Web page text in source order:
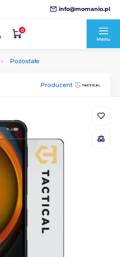
info@momanio.pl
0
Menu
Pozostałe
Producent